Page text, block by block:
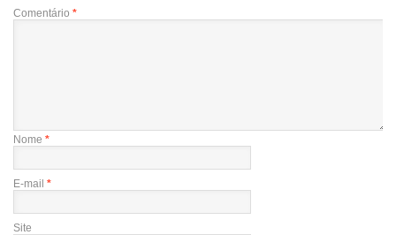
Comentário *
Nome *
E-mail *
Site